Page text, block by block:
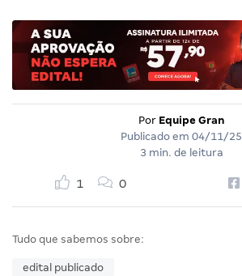
Por Equipe Gran
Publicado em 04/11/25
3 min. de leitura
1 0
Tudo que sabemos sobre:
edital publicado